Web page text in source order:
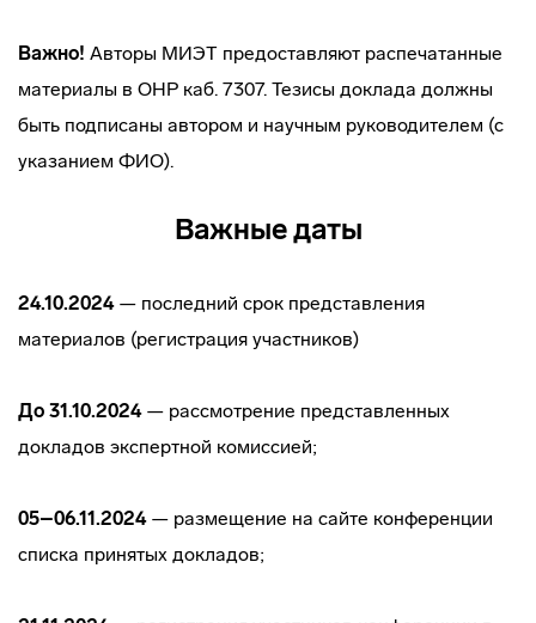
Важно! Авторы МИЭТ предоставляют распечатанные
материалы в ОНР каб. 7307. Тезисы доклада должны
быть подписаны автором и научным руководителем (с
указанием ФИО).
Важные даты
24.10.2024— последний срок представления
материалов (регистрация участников)
До 31.10.2024 — рассмотрение представленных
докладов экспертной комиссией;
05–06.11.2024— размещение на сайте конференции
списка принятых докладов;